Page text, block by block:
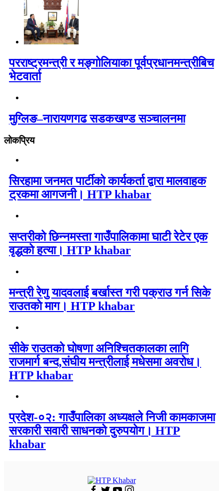
परराष्ट्रमन्त्री र मङ्गोलियाका पूर्वप्रधानमन्त्रीबिच
भेटवार्ता
मुग्लिङ–नारायणगढ सडकखण्ड सञ्चालनमा
लोकप्रिय
सिरहामा जनमत पार्टीको कार्यकर्ता द्वारा मालवाहक
ट्रकमा आगजनी। HTP khabar
सप्तरीको छिन्नमस्ता गाउँपालिकामा घाटी रेटेर एक
वृद्धको हत्या। HTP khabar
मन्त्री रेणु यादवलाई बर्खास्त गरी पक्राउ गर्न सिके
राउतकाे माग। HTP khabar
सीके राउतको घोषणा अनिश्चितकालका लागि
राजमार्ग बन्द,संघीय मन्त्रीलाई मधेसमा अवरोध।
HTP khabar
प्रदेश-०२: गाउँपालिका अध्यक्षले निजी कामकाजमा
सरकारी सवारी साधनको दुरुपयोग। HTP
khabar